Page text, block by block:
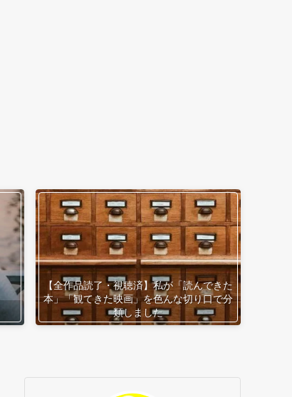
【全作品読了・視聴済】私が「読んできた
本」「観てきた映画」を色んな切り口で分
類しました